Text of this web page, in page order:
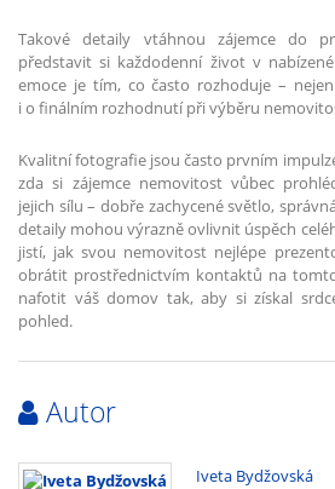
Takové detaily vtáhnou zájemce do
představit si každodenní život v
emoce je tím, co často rozhoduje –
i o finálním rozhodnutí při výběru
Kvalitní fotografie jsou často prvním
zda si zájemce nemovitost vůbec
jejich sílu – dobře zachycené světlo,
detaily mohou výrazně ovlivnit úspěch
jistí, jak svou nemovitost nejlépe
obrátit prostřednictvím kontaktů na
nafotit váš domov tak, aby si získal
pohled.
Autor
Iveta Bydžovská